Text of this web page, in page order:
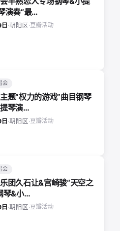
演奏“最…
·朝阳区·豆瓣活动
会
题“权力的游戏”曲目钢琴
琴演…
·朝阳区·豆瓣活动
会
团久石让&宫崎骏“天空之
琴&小…
·朝阳区·豆瓣活动